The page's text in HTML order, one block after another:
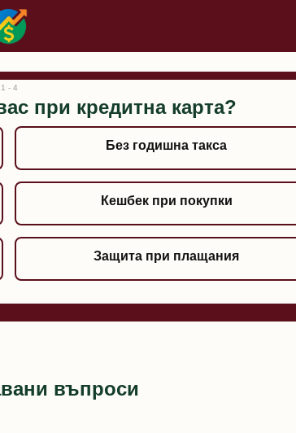
1 - 4
при кредитна карта?
Без годишна такса
Кешбек при покупки
Защита при плащания
въпроси